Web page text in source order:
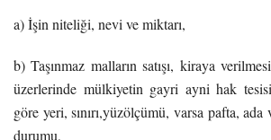
a) İşin niteliği, nevi ve miktarı,
b) Taşınmaz malların satışı, kiraya
üzerlerinde mülkiyetin gayri ayni hak
göre yeri, sınırı,yüzölçümü, varsa pafta, ada
durumu,